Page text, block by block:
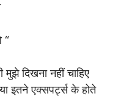
“
दिखना नहीं चाहिए
इतने एक्सपर्ट्स के होते